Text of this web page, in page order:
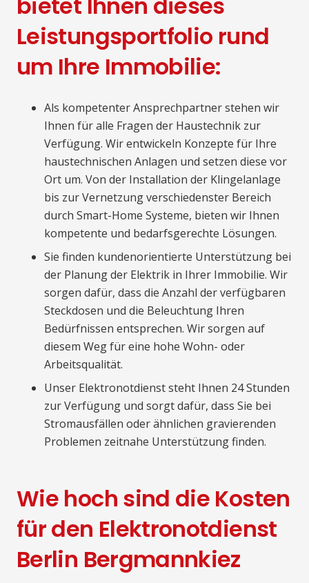
Leistungsportfolio rund
um Ihre Immobilie:
Als kompetenter Ansprechpartner stehen wir
Ihnen für alle Fragen der Haustechnik zur
Verfügung. Wir entwickeln Konzepte für Ihre
haustechnischen Anlagen und setzen diese vor
Ort um. Von der Installation der Klingelanlage
bis zur Vernetzung verschiedenster Bereich
durch Smart-Home Systeme, bieten wir Ihnen
kompetente und bedarfsgerechte Lösungen.
Sie finden kundenorientierte Unterstützung bei
der Planung der Elektrik in Ihrer Immobilie. Wir
sorgen dafür, dass die Anzahl der verfügbaren
Steckdosen und die Beleuchtung Ihren
Bedürfnissen entsprechen. Wir sorgen auf
diesem Weg für eine hohe Wohn- oder
Arbeitsqualität.
Unser Elektronotdienst steht Ihnen 24 Stunden
zur Verfügung und sorgt dafür, dass Sie bei
Stromausfällen oder ähnlichen gravierenden
Problemen zeitnahe Unterstützung finden.
Wie hoch sind die Kosten
für den Elektronotdienst
Berlin Bergmannkiez